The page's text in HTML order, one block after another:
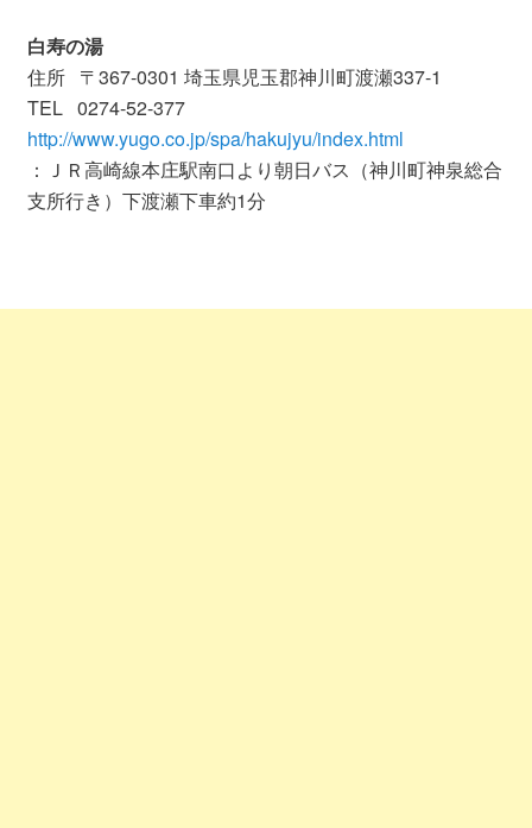
白寿の湯
住所 〒367-0301 埼玉県児玉郡神川町渡瀬337-1
TEL 0274-52-377
http://www.yugo.co.jp/spa/hakujyu/index.html
：ＪＲ高崎線本庄駅南口より朝日バス（神川町神泉総合
支所行き）下渡瀬下車約1分